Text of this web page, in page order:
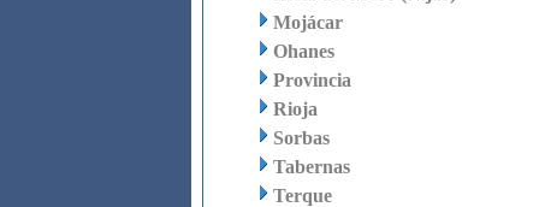
Mojácar
Ohanes
Provincia
Rioja
Sorbas
Tabernas
Terque